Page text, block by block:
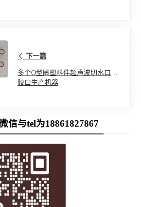
下一篇
多个O型圈塑料件超声波切水口除
胶口生产机器
信与tel为18861827867